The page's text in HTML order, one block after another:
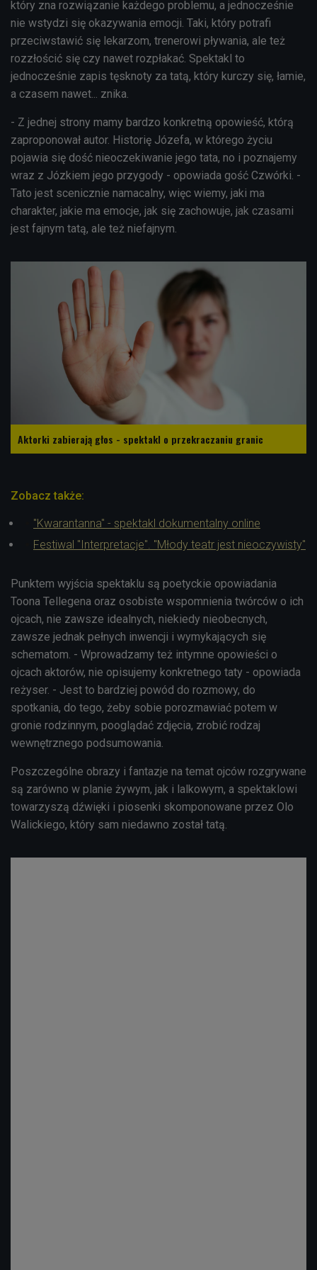
który zna rozwiązanie każdego problemu, a jednocześnie
nie wstydzi się okazywania emocji. Taki, który potrafi
przeciwstawić się lekarzom, trenerowi pływania, ale też
rozzłościć się czy nawet rozpłakać. Spektakl to
jednocześnie zapis tęsknoty za tatą, który kurczy się, łamie,
a czasem nawet... znika.
- Z jednej strony mamy bardzo konkretną opowieść, którą
zaproponował autor. Historię Józefa, w którego życiu
pojawia się dość nieoczekiwanie jego tata, no i poznajemy
wraz z Józkiem jego przygody - opowiada gość Czwórki. -
Tato jest scenicznie namacalny, więc wiemy, jaki ma
charakter, jakie ma emocje, jak się zachowuje, jak czasami
jest fajnym tatą, ale też niefajnym.
Aktorki zabierają głos - spektakl o przekraczaniu granic
Zobacz także:
"Kwarantanna" - spektakl dokumentalny online
Festiwal "Interpretacje". "Młody teatr jest nieoczywisty"
Punktem wyjścia spektaklu są poetyckie opowiadania
Toona Tellegena oraz osobiste wspomnienia twórców o ich
ojcach, nie zawsze idealnych, niekiedy nieobecnych,
zawsze jednak pełnych inwencji i wymykających się
schematom. - Wprowadzamy też intymne opowieści o
ojcach aktorów, nie opisujemy konkretnego taty - opowiada
reżyser. - Jest to bardziej powód do rozmowy, do
spotkania, do tego, żeby sobie porozmawiać potem w
gronie rodzinnym, pooglądać zdjęcia, zrobić rodzaj
wewnętrznego podsumowania.
Poszczególne obrazy i fantazje na temat ojców rozgrywane
są zarówno w planie żywym, jak i lalkowym, a spektaklowi
towarzyszą dźwięki i piosenki skomponowane przez Olo
Walickiego, który sam niedawno został tatą.